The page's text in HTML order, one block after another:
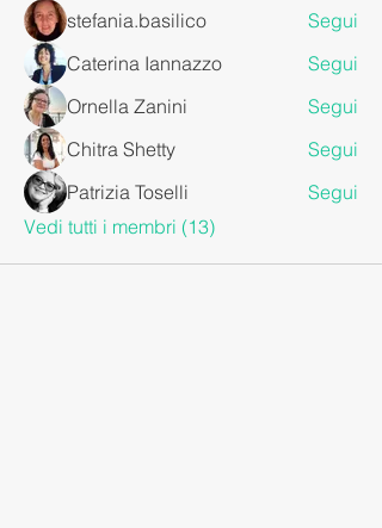
stefania.basilico
Segui
Caterina Iannazzo
Segui
Ornella Zanini
Segui
Chitra Shetty
Segui
Patrizia Toselli
Segui
Vedi tutti i membri (13)